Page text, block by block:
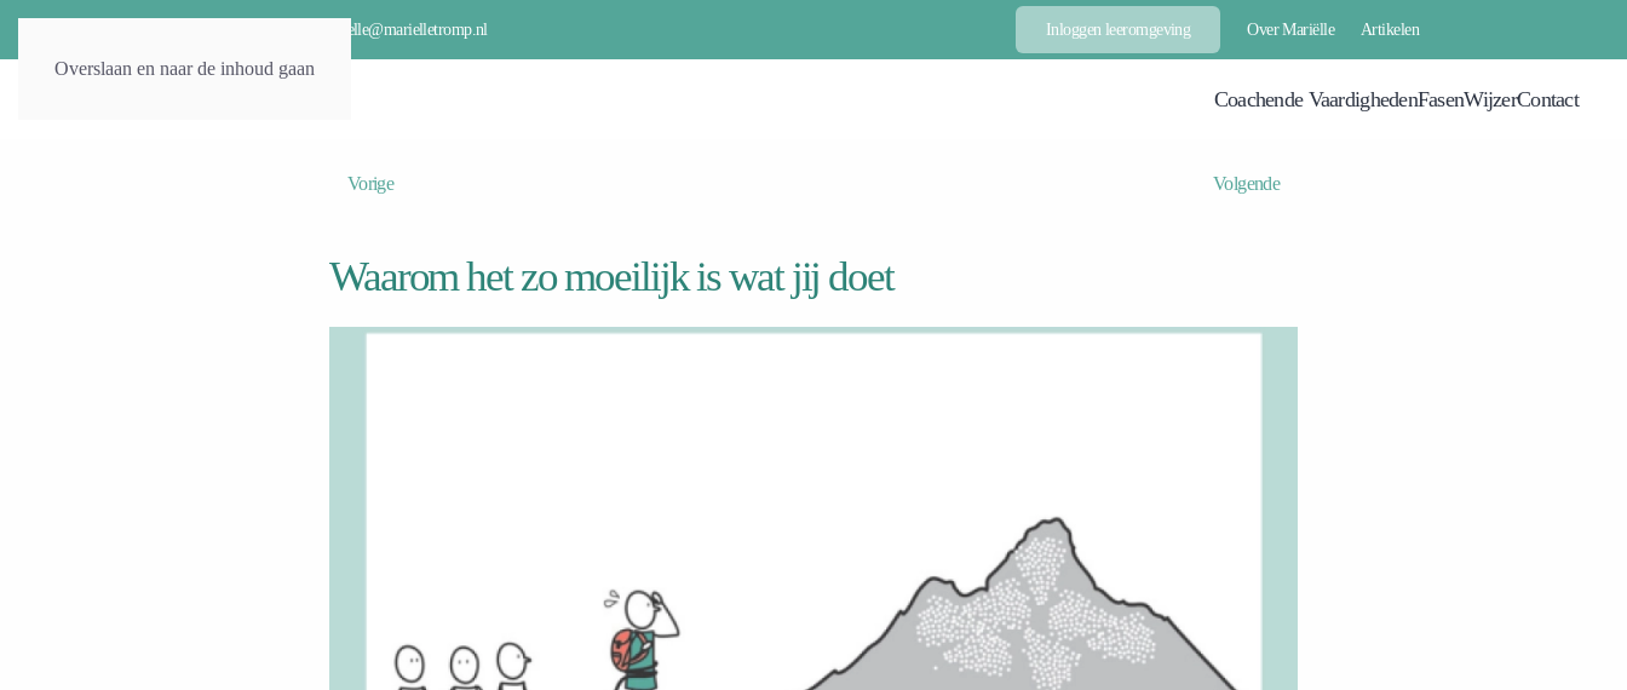
Overslaan en naar de inhoud gaan
marielle@marielletromp.nl Inloggen leeromgeving Over Mariëlle Artikelen
Coachende VaardighedenFasenWijzerContact
Vorige Volgende
Waarom het zo moeilijk is wat jij doet